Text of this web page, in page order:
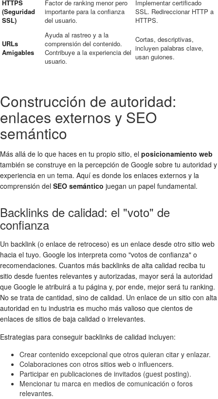
HTTPS
(Seguridad
SSL)
Factor de ranking menor pero
importante para la confianza
del usuario.
Implementar certificado
SSL. Redireccionar HTTP a
HTTPS.
URLs
Amigables
Ayuda al rastreo y a la
comprensión del contenido.
Contribuye a la experiencia del
usuario.
Cortas, descriptivas,
incluyen palabras clave,
usan guiones.
Construcción de autoridad:
enlaces externos y SEO
semántico
Más allá de lo que haces en tu propio sitio, el posicionamiento web
también se construye en la percepción de Google sobre tu autoridad y
experiencia en un tema. Aquí es donde los enlaces externos y la
comprensión del SEO semántico juegan un papel fundamental.
Backlinks de calidad: el "voto" de
confianza
Un backlink (o enlace de retroceso) es un enlace desde otro sitio web
hacia el tuyo. Google los interpreta como "votos de confianza" o
recomendaciones. Cuantos más backlinks de alta calidad reciba tu
sitio desde fuentes relevantes y autorizadas, mayor será la autoridad
que Google le atribuirá a tu página y, por ende, mejor será tu ranking.
No se trata de cantidad, sino de calidad. Un enlace de un sitio con alta
autoridad en tu industria es mucho más valioso que cientos de
enlaces de sitios de baja calidad o irrelevantes.
Estrategias para conseguir backlinks de calidad incluyen:
Crear contenido excepcional que otros quieran citar y enlazar.
Colaboraciones con otros sitios web o influencers.
Participar en publicaciones de invitados (guest posting).
Mencionar tu marca en medios de comunicación o foros
relevantes.